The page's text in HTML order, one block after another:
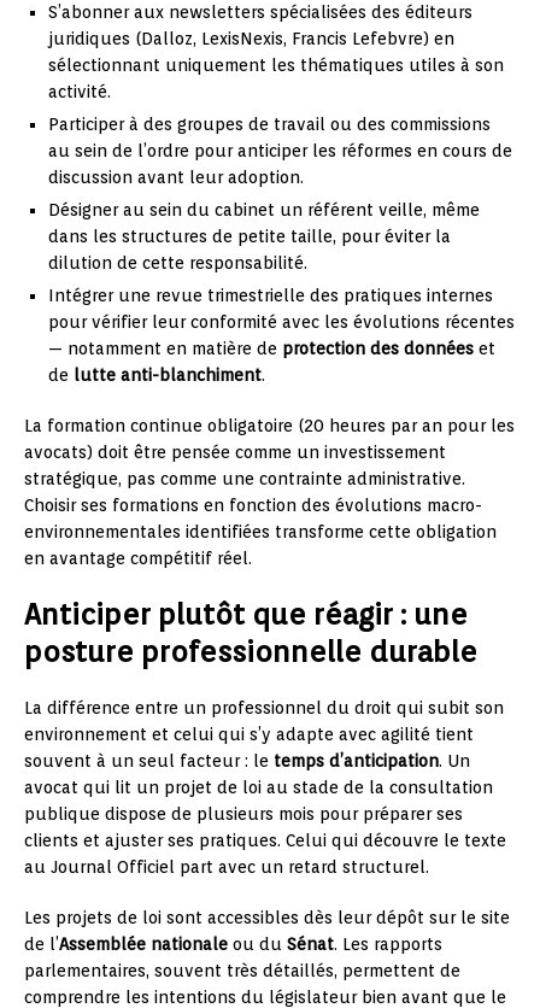
S’abonner aux newsletters spécialisées des éditeurs
juridiques (Dalloz, LexisNexis, Francis Lefebvre) en
sélectionnant uniquement les thématiques utiles à son
activité.
Participer à des groupes de travail ou des commissions
au sein de l’ordre pour anticiper les réformes en cours de
discussion avant leur adoption.
Désigner au sein du cabinet un référent veille, même
dans les structures de petite taille, pour éviter la
dilution de cette responsabilité.
Intégrer une revue trimestrielle des pratiques internes
pour vérifier leur conformité avec les évolutions récentes
— notamment en matière de protection des données et
de lutte anti-blanchiment.
La formation continue obligatoire (20 heures par an pour les
avocats) doit être pensée comme un investissement
stratégique, pas comme une contrainte administrative.
Choisir ses formations en fonction des évolutions macro-
environnementales identifiées transforme cette obligation
en avantage compétitif réel.
Anticiper plutôt que réagir : une
posture professionnelle durable
La différence entre un professionnel du droit qui subit son
environnement et celui qui s’y adapte avec agilité tient
souvent à un seul facteur : le temps d’anticipation. Un
avocat qui lit un projet de loi au stade de la consultation
publique dispose de plusieurs mois pour préparer ses
clients et ajuster ses pratiques. Celui qui découvre le texte
au Journal Officiel part avec un retard structurel.
Les projets de loi sont accessibles dès leur dépôt sur le site
de l’Assemblée nationale ou du Sénat. Les rapports
parlementaires, souvent très détaillés, permettent de
comprendre les intentions du législateur bien avant que le